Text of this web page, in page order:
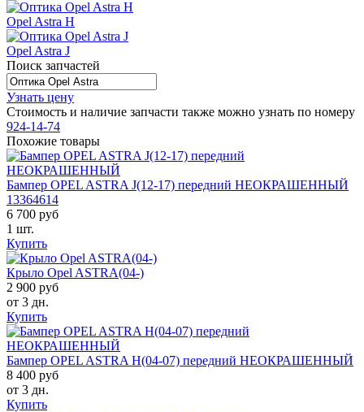
Opel Astra H
Opel Astra J
Поиск запчастей
Узнать цену
Стоимость и наличие запчасти также можно узнать по номеру
924-14-74
Похожие товары
Бампер OPEL ASTRA J(12-17) передний НЕОКРАШЕННЫЙ
13364614
6 700 руб
1 шт.
Купить
Крыло Opel ASTRA(04-)
2 900 руб
от 3 дн.
Купить
Бампер OPEL ASTRA H(04-07) передний НЕОКРАШЕННЫЙ
8 400 руб
от 3 дн.
Купить